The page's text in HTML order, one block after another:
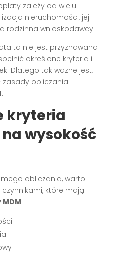
zależy od wielu
nieruchomości, jej
rodzinna wnioskodawcy.
ta nie jest przyznawana
określone kryteria i
Dlatego tak ważne jest,
zasady obliczania
.
kryteria
wysokość
obliczania, warto
które mają
: